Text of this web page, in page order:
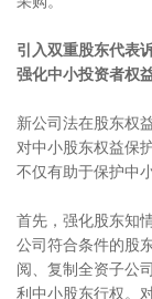
引入双重股东代表
强化中小投资者权
新公司法在股东权
对中小股东权益保
不仅有助于保护中
首先，强化股东知
公司符合条件的股
阅、复制全资子公
利中小股东行权。